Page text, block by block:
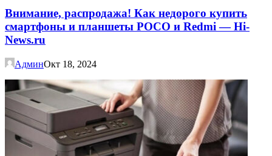
Внимание, распродажа! Как недорого купить
смартфоны и планшеты POCO и Redmi — Hi-
News.ru
АдминОкт 18, 2024